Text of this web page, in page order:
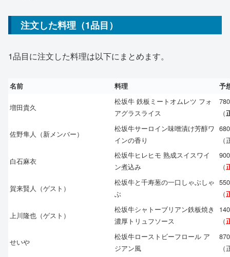
注文した料理（1品目）
1品目に注文した料理は以下にまとめます。
名前 料理 予
増田貴久
松坂牛 鉄板ミートオムレツ フォ
アグラスライス
（
佐野隼人（新メンバー）
松坂牛サーロイン味噌漬け芳醇ワ
インの香り
白石麻衣
松坂牛ヒレヒモ 熟成スイスワイ
ン煮込み
（
賀来賢人（ゲスト）
松坂牛と千寿葱の一口しゃぶしゃ
ぶ
（
上川隆也（ゲスト）
松坂牛シャトーブリアン鉄板焼き
濃厚トリュフソース
（
せいや
松坂牛ローストビーフロール ア
ジアン風